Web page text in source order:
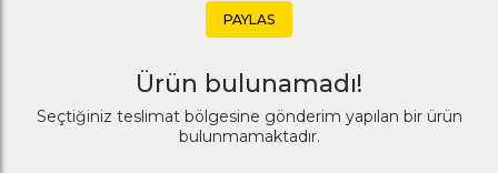
PAYLAS
Ürün bulunamadı!
Seçtiğiniz teslimat bölgesine gönderim yapılan bir ürün
bulunmamaktadır.